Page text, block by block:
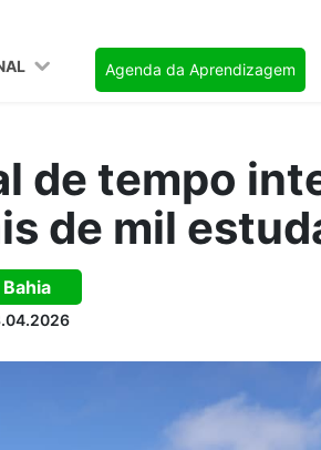
Agenda da Aprendizagem
de tempo
de mil
Bahia